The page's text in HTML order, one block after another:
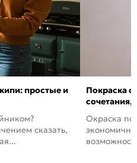
простые и
сказать,
Покраска
сочетания,
Окраска